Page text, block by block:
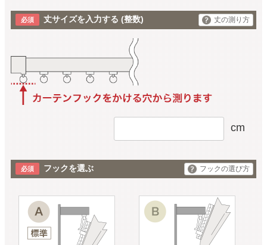
丈サイズを入力する (整数) 丈の測り方
cm
フックを選ぶ フックの選び方